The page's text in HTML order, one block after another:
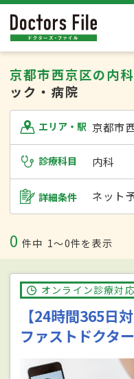
京都市西京区の内
ック・病院
エリア・駅 京都市
診療科目 内科
詳細条件 ネット
0 件中 1〜0件を表示
オンライン診療対
【24時間365日
ファストドクター